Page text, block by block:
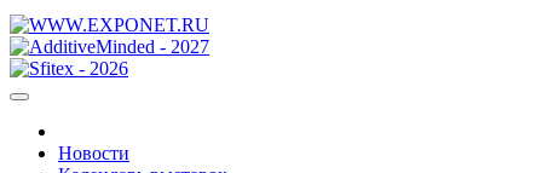
Новости